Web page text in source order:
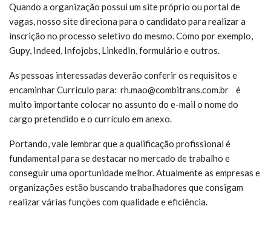
Quando a organização possui um site próprio ou portal de
vagas, nosso site direciona para o candidato para realizar a
inscrição no processo seletivo do mesmo. Como por exemplo,
Gupy, Indeed, Infojobs, LinkedIn, formulário e outros.
As pessoas interessadas deverão conferir os requisitos e
encaminhar Currículo para: rh.mao@combitrans.com.br
é
muito importante colocar no assunto do e-mail o nome do
cargo pretendido e o currículo em anexo.
Portando, vale lembrar que a qualificação profissional é
fundamental para se destacar no mercado de trabalho e
conseguir uma oportunidade melhor. Atualmente as empresas e
organizações estão buscando trabalhadores que consigam
realizar várias funções com qualidade e eficiência.